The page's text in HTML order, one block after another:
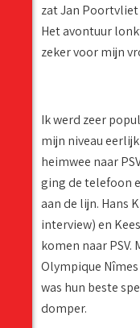
zat Jan
Het avontuur
zeker voor mijn
Ik werd zeer
mijn niveau
heimwee naar
ging de telefoon
aan de lijn. Hans
interview) en
komen naar PSV.
Olympique
was hun beste
domper.